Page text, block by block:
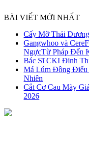
BÀI VIẾT MỚI NHẤT
Cấy Mỡ Thái
Gangwhoo và
NgựcTừ Pháp Đến
Bác Sĩ CKI Đinh
Má Lúm Đồng Điếu
Nhiên
Cắt Cơ Cau Mày
2026